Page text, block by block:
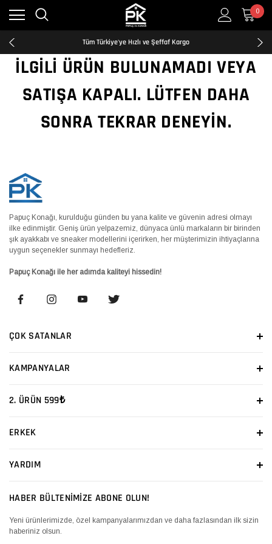
0
Kredi Kartına Taksit İmkanı
2500₺ ve Üzeri Ücretsiz Kargo
Tüm Türkiye'ye Hızlı ve Şeffaf Kargo
Kredi Kartına Taksit İmkanı
2500₺ ve Üzeri Ücretsiz Kargo
Kredi Kartına Taksit İmkanı
İLGILI ÜRÜN BULUNAMADI VEYA
SATIŞA KAPALI. LÜTFEN DAHA
SONRA TEKRAR DENEYIN.
Papuç Konağı, kurulduğu günden bu yana kalite ve güvenin adresi olmayı
ilke edinmiştir. Geniş ürün yelpazemiz, dünyaca ünlü markaların bir birinden
şık ayakkabı ve sneaker modellerini içerirken, her müşterimizin ihtiyaçlarına
uygun seçenekler sunmayı hedefleriz.
Papuç Konağı ile her adımda kaliteyi hissedin!
ÇOK SATANLAR
KAMPANYALAR
2. ÜRÜN 599₺
ERKEK
YARDIM
HABER BÜLTENİMİZE ABONE OLUN!
Yeni ürünlerimizde, özel kampanyalarımızdan ve daha fazlasından ilk sizin
haberiniz olsun.